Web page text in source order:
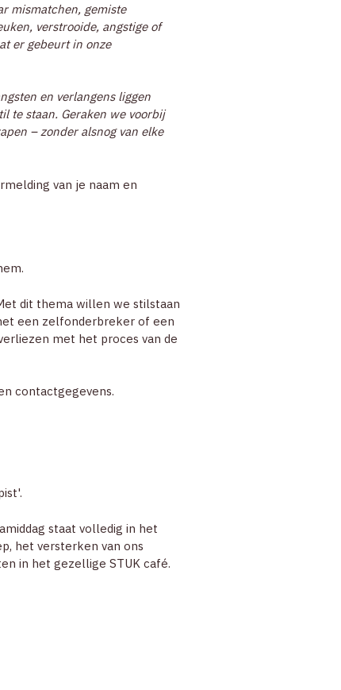
mismatchen, gemiste
verstrooide, angstige of
er gebeurt in onze
en verlangens liggen
te staan. Geraken we voorbij
– zonder alsnog van elke
van je naam en
dit thema willen we stilstaan
een zelfonderbreker of een
met het proces van de
contactgegevens.
staat volledig in het
het versterken van ons
in het gezellige STUK café.